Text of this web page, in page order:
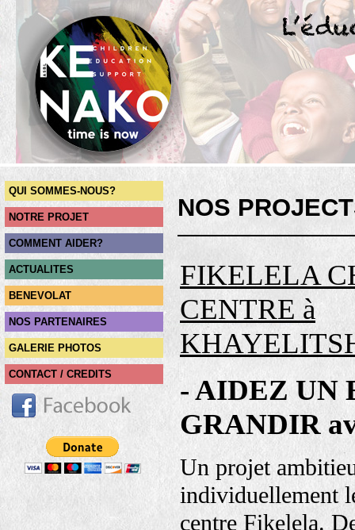
QUI SOMMES-NOUS?
NOTRE PROJET
COMMENT AIDER?
ACTUALITES
BENEVOLAT
NOS PARTENAIRES
GALERIE PHOTOS
CONTACT / CREDITS
NOS
FIKELELA
CENTRE à
- AIDEZ UN
GRANDIR
Un projet
individuellement
centre Fikelela.